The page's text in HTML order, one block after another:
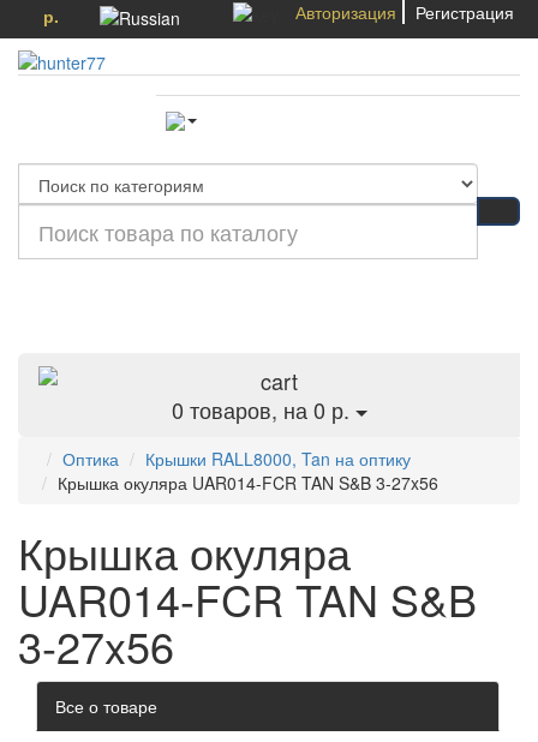
р. Авторизация Регистрация
0 товаров, на 0 р.
Оптика
Крышки RALL8000, Tan на оптику
Крышка окуляра UAR014-FCR TAN S&B 3-27x56
Крышка окуляра
UAR014-FCR TAN S&B
3-27x56
Все о товаре